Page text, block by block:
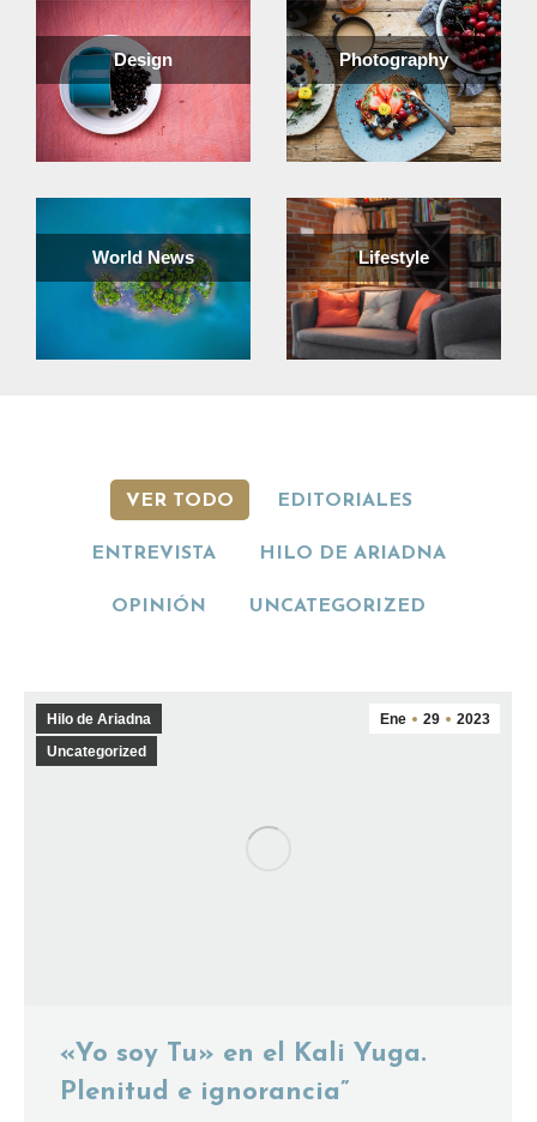
Design Photography
World News Lifestyle
VER TODO EDITORIALES
ENTREVISTA HILO DE ARIADNA
OPINIÓN UNCATEGORIZED
Ene 29 2023
Hilo de Ariadna
Uncategorized
«Yo soy Tu» en el Kali Yuga.
Plenitud e ignorancia”